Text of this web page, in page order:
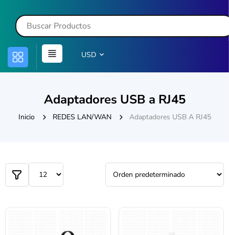
USD
Adaptadores USB a RJ45
Inicio REDES LAN/WAN Adaptadores USB A RJ45